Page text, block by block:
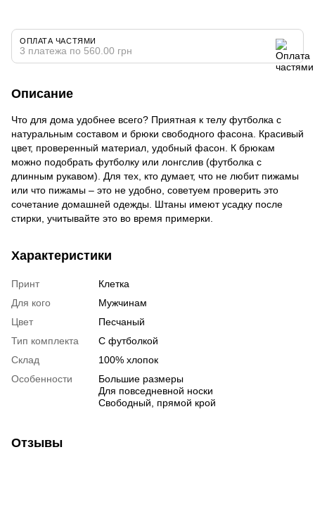
ОПЛАТА ЧАСТЯМИ
3 платежа по 560.00 грн
Описание
Что для дома удобнее всего? Приятная к телу футболка с
натуральным составом и брюки свободного фасона. Красивый
цвет, проверенный материал, удобный фасон. К брюкам
можно подобрать футболку или лонгслив (футболка с
длинным рукавом). Для тех, кто думает, что не любит пижамы
или что пижамы – это не удобно, советуем проверить это
сочетание домашней одежды. Штаны имеют усадку после
стирки, учитывайте это во время примерки.
Характеристики
Принт
Клетка
Для кого
Мужчинам
Цвет
Песчаный
Тип комплекта
С футболкой
Склад
100% хлопок
Особенности
Большие размеры
Для повседневной носки
Свободный, прямой крой
Отзывы